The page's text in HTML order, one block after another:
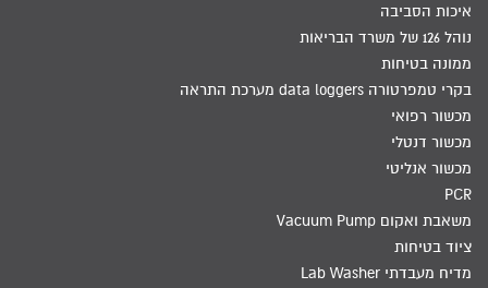
איכות הסביבה
נוהל 126 של משרד הבריאות
ממונה בטיחות
בקרי טמפרטורה data loggers מערכת התראה
מכשור רפואי
מכשור דנטלי
מכשור אנליטי
PCR
משאבת ואקום Vacuum Pump
ציוד בטיחות
מדיח מעבדתי Lab Washer